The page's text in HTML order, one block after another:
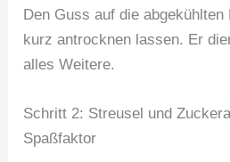
Den Guss auf die abgekühlten
kurz antrocknen lassen. Er
alles Weitere.
Schritt 2: Streusel und
Spaßfaktor